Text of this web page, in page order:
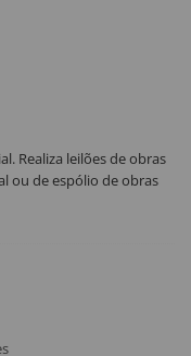
Realiza leilões de obras
ou de espólio de obras